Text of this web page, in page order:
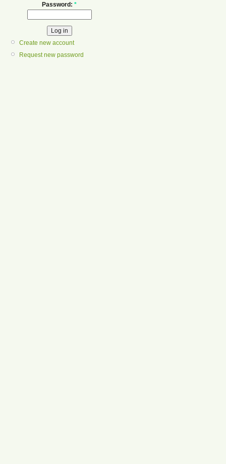
Password: *
Create new account
Request new password